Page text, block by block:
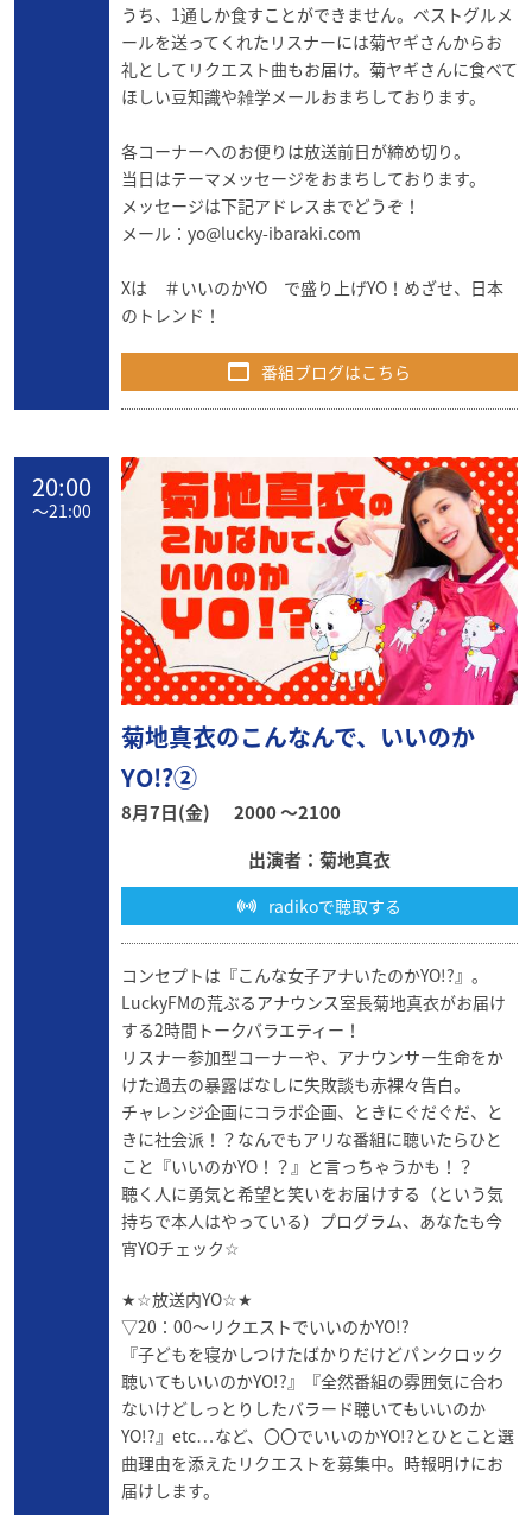
うち、1通しか食すことができません。ベストグルメ
ールを送ってくれたリスナーには菊ヤギさんからお
礼としてリクエスト曲もお届け。菊ヤギさんに食べて
ほしい豆知識や雑学メールおまちしております。
各コーナーへのお便りは放送前日が締め切り。
当日はテーマメッセージをおまちしております。
メッセージは下記アドレスまでどうぞ！
メール： yo@lucky-ibaraki.com
Xは ＃いいのかYO で盛り上げYO！めざせ、日本
のトレンド！
番組ブログはこちら
20:00
〜21:00
菊地真衣のこんなんで、いいのか
YO!?②
8月7日(金)
2000 〜2100
出演者：菊地真衣
radikoで聴取する
コンセプトは『こんな女子アナいたのかYO!?』。
LuckyFMの荒ぶるアナウンス室長菊地真衣がお届け
する2時間トークバラエティー！
リスナー参加型コーナーや、アナウンサー生命をか
けた過去の暴露ばなしに失敗談も赤裸々告白。
チャレンジ企画にコラボ企画、ときにぐだぐだ、と
きに社会派！？なんでもアリな番組に聴いたらひと
こと『いいのかYO！？』と言っちゃうかも！？
聴く人に勇気と希望と笑いをお届けする（という気
持ちで本人はやっている）プログラム、あなたも今
宵YOチェック☆
★☆放送内YO☆★
▽20：00～リクエストでいいのかYO!?
『子どもを寝かしつけたばかりだけどパンクロック
聴いてもいいのかYO!?』『全然番組の雰囲気に合わ
ないけどしっとりしたバラード聴いてもいいのか
YO!?』etc…など、〇〇でいいのかYO!?とひとこと選
曲理由を添えたリクエストを募集中。時報明けにお
届けします。